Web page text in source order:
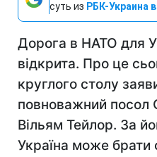
суть из РБК-Украина
Дорога в НАТО для
відкрита. Про це
круглого столу
повноважний посол
Вільям Тейлор. За
Україна може брати